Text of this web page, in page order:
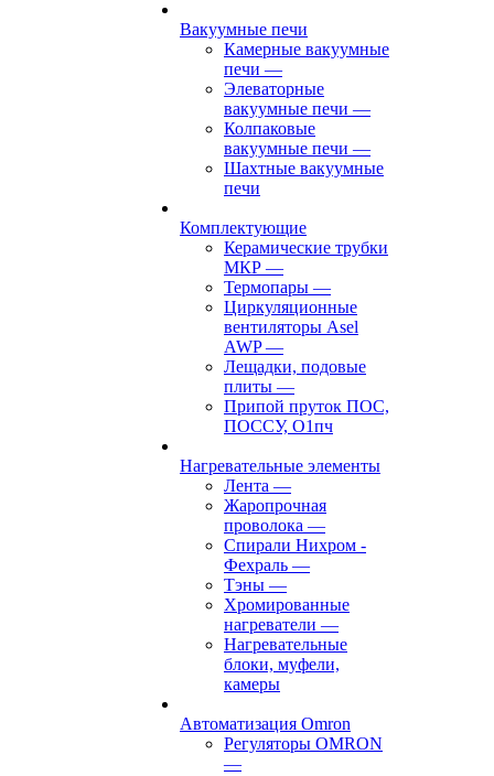
Вакуумные печи
Камерные вакуумные
печи —
Элеваторные
вакуумные печи —
Колпаковые
вакуумные печи —
Шахтные вакуумные
печи
Комплектующие
Керамические трубки
МКР —
Термопары —
Циркуляционные
вентиляторы Asel
AWP—
Лещадки, подовые
плиты —
Припой пруток ПОС,
ПОССУ, О1пч
Нагревательные элементы
Лента —
Жаропрочная
проволока —
Спирали Нихром -
Фехраль —
Тэны —
Хромированные
нагреватели —
Нагревательные
блоки, муфели,
камеры
Автоматизация Omron
Регуляторы OMRON
—